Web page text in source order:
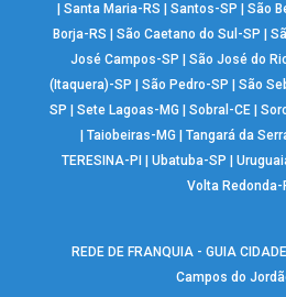
|Santa Maria-RS |Santos-SP |São
Borja-RS
|São Caetano do Sul-SP |
José Campos-SP
|São José do
(Itaquera)-SP
|São Pedro-SP |São
SP
|Sete Lagoas-MG |Sobral-CE |
Taiobeiras-MG Tangará da
TERESINA-PI
|Ubatuba-SP |
Volta Redonda-
REDE DE FRANQUIA - GUIA
Campos do